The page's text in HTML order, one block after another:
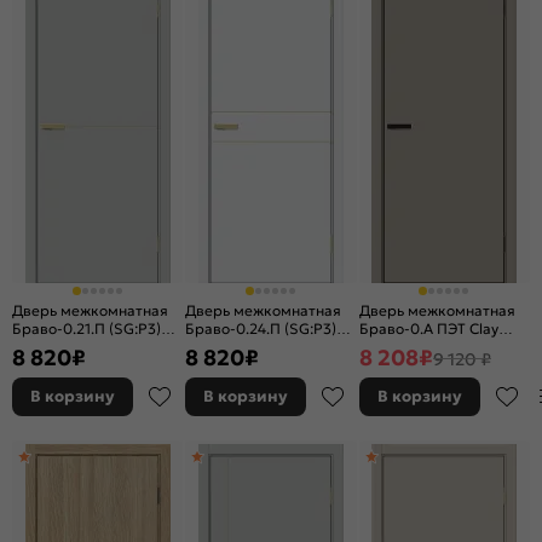
Дверь межкомнатная
Браво-0.21.П (SG:P3)
ПЭТ Grey Silk, золотые
матовые вставки,
глухая, каркасно-
щитовая
8 820₽
В корзину
Дверь межкомнатная
Браво-0.24.П (SG:P3)
ПЭТ White Silk, золотые
матовые вставки,
глухая, каркасно-
щитовая
8 820₽
В корзину
Дверь межкомнатная
Браво-0.А ПЭТ Clay
Silk, глухая, без стекла,
кромка алюминиевая
черная матовая,
каркасно-щитовая
8 208₽9 120 ₽
В корзину